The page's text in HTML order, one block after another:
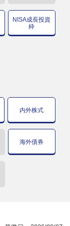
NISA成長投資
枠
内外株式
海外債券